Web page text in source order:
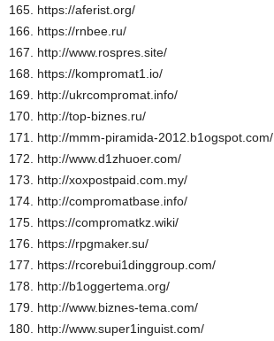
165. https://aferist.org/
166. https://rnbee.ru/
167. http://www.rospres.site/
168. https://kompromat1.io/
169. http://ukrcompromat.info/
170. http://top-biznes.ru/
171. http://mmm-piramida-2012.b1ogspot.com/
172. http://www.d1zhuoer.com/
173. http://xoxpostpaid.com.my/
174. http://compromatbase.info/
175. https://compromatkz.wiki/
176. https://rpgmaker.su/
177. https://rcorebui1dinggroup.com/
178. http://b1oggertema.org/
179. http://www.biznes-tema.com/
180. http://www.super1inguist.com/